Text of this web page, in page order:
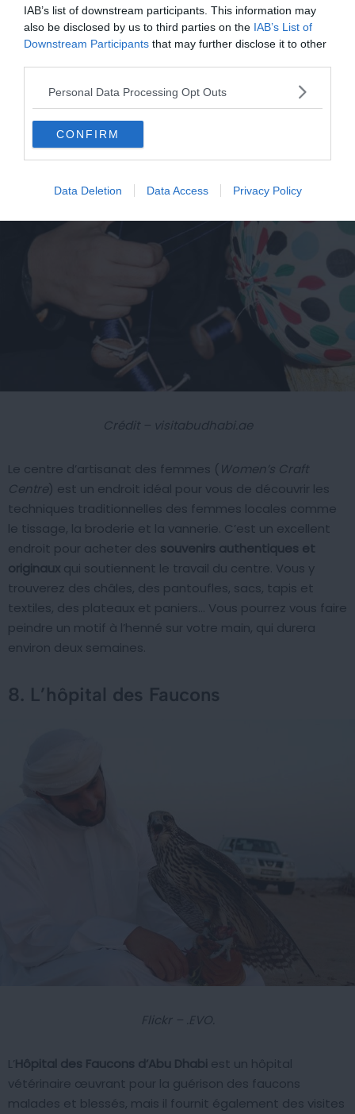
IAB’s list of downstream participants. This information may
also be disclosed by us to third parties on the IAB’s List of
Downstream Participants that may further disclose it to other
Personal Data Processing Opt Outs
CONFIRM
Data Deletion Data Access Privacy Policy
au restaurant de la terrasse d’observation. Prenez donc
un thé « Grand Cru » ou un mocktail (cocktail sans alcool)
au 74ème étage de cet hôtel luxueux, avec la ville
s’étendant juste en dessous : une expérience
7. Centre d’Artisanat des Femmes
Crédit – visitabudhabi.ae
Le centre d’artisanat des femmes (Women’s Craft
Centre) est un endroit idéal pour vous de découvrir les
techniques traditionnelles des femmes locales comme
le tissage, la broderie et la vannerie. C’est un excellent
endroit pour acheter des souvenirs authentiques et
originaux qui soutiennent le travail du centre. Vous y
trouverez des châles, des pantoufles, sacs, tapis et
textiles, des plateaux et paniers… Vous pourrez vous faire
peindre un motif à l’henné sur votre main, qui durera
environ deux semaines.
8. L’hôpital des Faucons
Flickr – .EVO.
L’Hôpital des Faucons d’Abu Dhabi est un hôpital
vétérinaire œuvrant pour la guérison des faucons
malades et blessés, mais il fournit également des visites